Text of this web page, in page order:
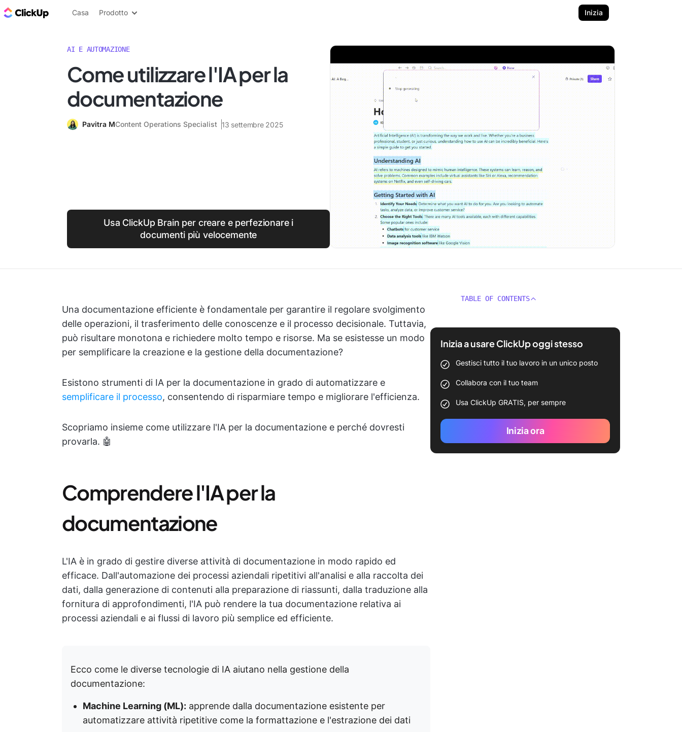
Blog di ClickUp
Casa Prodotto Inizia
AI E AUTOMAZIONE
Come utilizzare l'IA per la
documentazione
Pavitra MContent Operations Specialist 13 settembre 2025
Usa ClickUp Brain per creare e perfezionare i
documenti più velocemente
Una documentazione efficiente è fondamentale per garantire il regolare svolgimento
delle operazioni, il trasferimento delle conoscenze e il processo decisionale. Tuttavia,
può risultare monotona e richiedere molto tempo e risorse. Ma se esistesse un modo
per semplificare la creazione e la gestione della documentazione?
Esistono strumenti di IA per la documentazione in grado di automatizzare e
semplificare il processo, consentendo di risparmiare tempo e migliorare l'efficienza.
Scopriamo insieme come utilizzare l'IA per la documentazione e perché dovresti
provarla. 🤖
Comprendere l'IA per la
documentazione
L'IA è in grado di gestire diverse attività di documentazione in modo rapido ed
efficace. Dall'automazione dei processi aziendali ripetitivi all'analisi e alla raccolta dei
dati, dalla generazione di contenuti alla preparazione di riassunti, dalla traduzione alla
fornitura di approfondimenti, l'IA può rendere la tua documentazione relativa ai
processi aziendali e ai flussi di lavoro più semplice ed efficiente.
Ecco come le diverse tecnologie di IA aiutano nella gestione della
documentazione:
Machine Learning (ML): apprende dalla documentazione esistente per
automatizzare attività ripetitive come la formattazione e l'estrazione dei dati
TABLE OF CONTENTS
Inizia a usare ClickUp oggi stesso
Gestisci tutto il tuo lavoro in un unico posto
Collabora con il tuo team
Usa ClickUp GRATIS, per sempre
Inizia ora